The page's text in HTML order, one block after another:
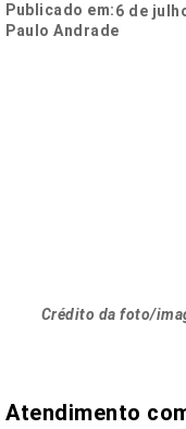
Publicado em:6 de
Paulo Andrade
Crédito da foto/
Atendimento